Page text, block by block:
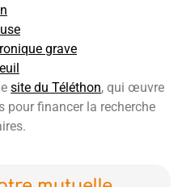
grave
site du Téléthon, qui œuvre
pour financer la recherche